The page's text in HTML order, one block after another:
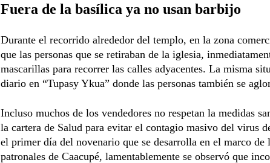
Fuera de la basílica ya no usan barbijo
Durante el recorrido alrededor del templo, en la zona
que las personas que se retiraban de la iglesia,
mascarillas para recorrer las calles adyacentes. La misma
diario en “Tupasy Ykua” donde las personas también se
Incluso muchos de los vendedores no respetan la medidas
la cartera de Salud para evitar el contagio masivo del virus
el primer día del novenario que se desarrolla en el marco de
patronales de Caacupé, lamentablemente se observó que